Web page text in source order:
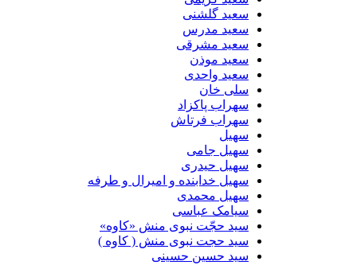
سعید گلشنی
سعید مدرس
سعید مشرقی
سعید موذن
سعید واحدی
سلی خان
سهراب پاکزاد
سهراب فرتاش
سهیل
سهیل جامی
سهیل حیدری
سهیل خدابنده و امیرال و طرفه
سهیل محمدی
سیامک عباسی
سید حجّت نبوی منش «کاوه»
سید حجت نبوی منش ( کاوه )
سید حسین حسینى